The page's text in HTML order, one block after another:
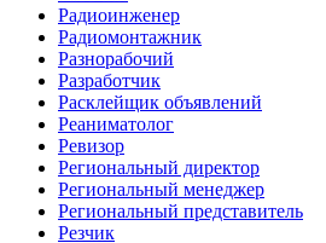
Радиоинженер
Радиомонтажник
Разнорабочий
Разработчик
Расклейщик объявлений
Реаниматолог
Ревизор
Региональный директор
Региональный менеджер
Региональный представитель
Резчик